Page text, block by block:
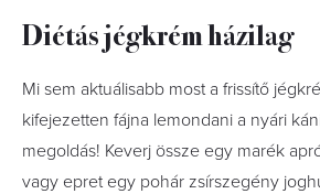
Diétás jégkrém házilag
Mi sem aktuálisabb most a frissítő
kifejezetten fájna lemondani a nyári
megoldás! Keverj össze egy marék
vagy epret egy pohár zsírszegény